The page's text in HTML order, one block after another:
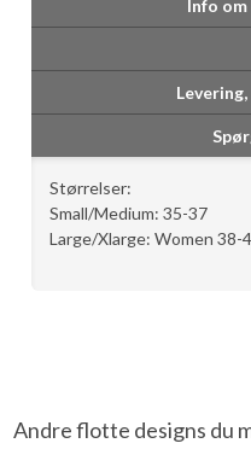
Info
Størrelser:
Small/Medium: 35-37
Large/Xlarge: Women 38-
Andre flotte designs du